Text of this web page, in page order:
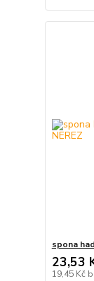
spona
23,53
19,45 Kč